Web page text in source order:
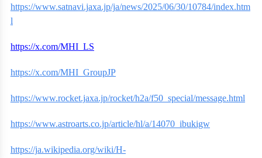
https://www.satnavi.jaxa.jp/ja/news/2025/06/30/10784/index.htm
l
https://x.com/MHI_ LS
https://x.com/MHI_GroupJP
https://www.rocket.jaxa.jp/rocket/h2a/f50_special/message.html
https://www.astroarts.co.jp/article/hl/a/14070_ibukigw
https://ja.wikipedia.org/wiki/H-